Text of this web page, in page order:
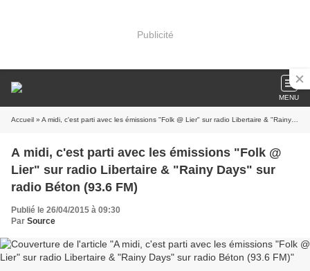
Publicité
MENU
Accueil » A midi, c'est parti avec les émissions "Folk @ Lier" sur radio Libertaire & "Rainy Days" sur radio Béton (93.6 FM)
A midi, c'est parti avec les émissions "Folk @
Lier" sur radio Libertaire & "Rainy Days" sur
radio Béton (93.6 FM)
Publié le 26/04/2015 à 09:30
Par Source